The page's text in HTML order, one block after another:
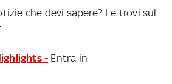
che devi sapere? Le trovi sul
- Entra in